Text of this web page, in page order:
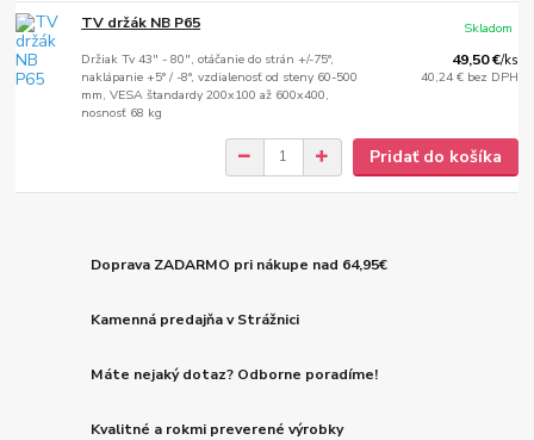
TV držák NB P65
Držiak Tv 43" - 80", otáčanie do strán +/-75°,
naklápanie +5° / -8°, vzdialenosť od steny 60-500
mm, VESA štandardy 200x100 až 600x400,
nosnosť 68 kg
49,50 €/ks
40,24 € bez DPH
Skladom
Pridať do košíka
Doprava ZADARMO pri nákupe nad 64,95€
Kamenná predajňa v Strážnici
Máte nejaký dotaz? Odborne poradíme!
Kvalitné a rokmi preverené výrobky